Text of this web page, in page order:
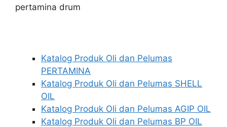
pertamina drum
Katalog Produk Oli dan Pelumas
PERTAMINA
Katalog Produk Oli dan Pelumas SHELL
OIL
Katalog Produk Oli dan Pelumas AGIP OIL
Katalog Produk Oli dan Pelumas BP OIL